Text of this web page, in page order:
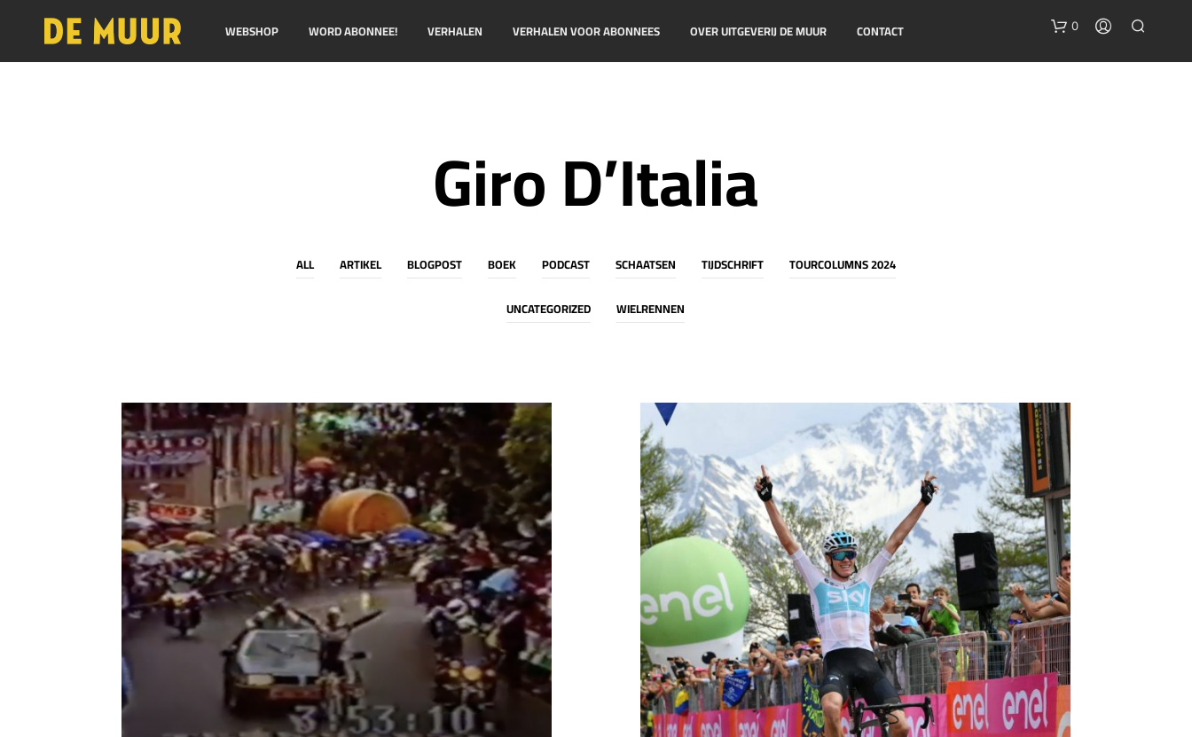
WEBSHOP WORD ABONNEE! VERHALEN VERHALEN VOOR ABONNEES OVER UITGEVERIJ DE MUUR CONTACT 0
Giro D’Italia
ALL ARTIKEL BLOGPOST BOEK PODCAST SCHAATSEN TIJDSCHRIFT TOURCOLUMNS 2024
UNCATEGORIZED WIELRENNEN